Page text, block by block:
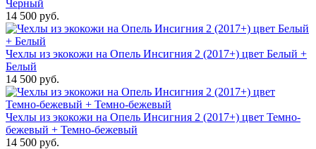
Черный
14 500 руб.
Чехлы из экокожи на Опель Инсигния 2 (2017+) цвет Белый +
Белый
14 500 руб.
Чехлы из экокожи на Опель Инсигния 2 (2017+) цвет Темно-
бежевый + Темно-бежевый
14 500 руб.